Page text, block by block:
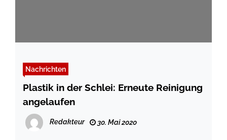
Nachrichten
Plastik in der Schlei: Erneute Reinigung
angelaufen
Redakteur 30. Mai 2020